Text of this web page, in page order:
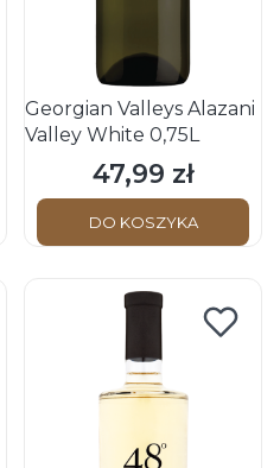
Georgian Valleys Alazani
Valley White 0,75L
Cena
47,99 zł
DO KOSZYKA